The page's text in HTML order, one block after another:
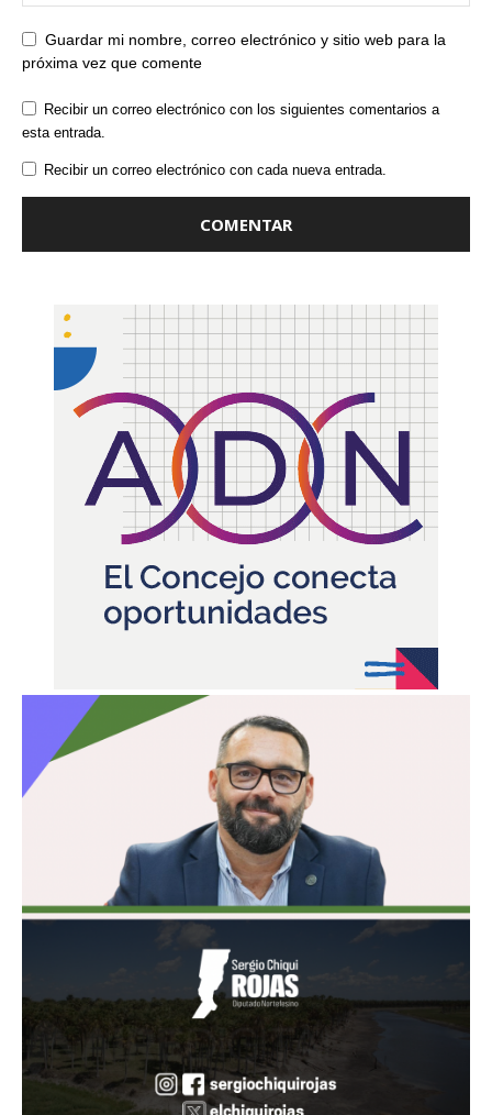
Guardar mi nombre, correo electrónico y sitio web para la
próxima vez que comente
Recibir un correo electrónico con los siguientes comentarios a
esta entrada.
Recibir un correo electrónico con cada nueva entrada.